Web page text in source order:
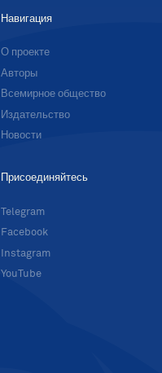
Навигация
О проекте
Авторы
Всемирное общество
Издательство
Новости
Присоединяйтесь
Telegram
Facebook
Instagram
YouTube